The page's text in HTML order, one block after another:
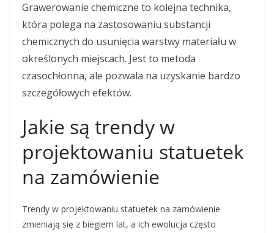
Grawerowanie chemiczne to kolejna technika,
która polega na zastosowaniu substancji
chemicznych do usunięcia warstwy materiału w
określonych miejscach. Jest to metoda
czasochłonna, ale pozwala na uzyskanie bardzo
szczegółowych efektów.
Jakie są trendy w
projektowaniu statuetek
na zamówienie
Trendy w projektowaniu statuetek na zamówienie
zmieniają się z biegiem lat, a ich ewolucja często